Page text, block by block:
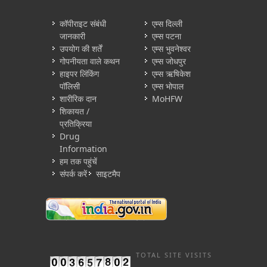
कॉपीराइट संबंधी
जानकारी
उपयोग की शर्तें
गोपनीयता वाले कथन
हाइपर लिंकिंग
पॉलिसी
शारीरिक दान
शिकायत /
प्रतिक्रिया
Drug
Information
हम तक पहुंचें
संपर्क करें
साइटमैप
एम्स दिल्ली
एम्स पटना
एम्स भुवनेश्वर
एम्स जोधपुर
एम्स ऋषिकेश
एम्स भोपाल
MoHFW
TOTAL SITE VISITS